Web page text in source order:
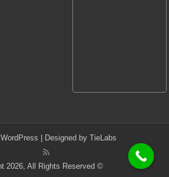
WordPress | Designed by TieLabs
© Copyright 2026, All Rights Reserved